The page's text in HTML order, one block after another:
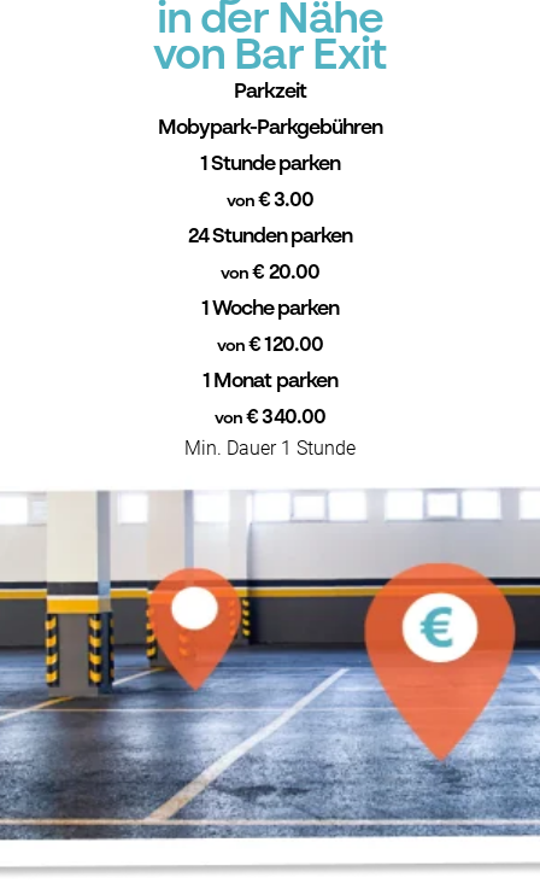
in der Nähe
von Bar Exit
Parkzeit
Mobypark-Parkgebühren
1 Stunde parken
von€ 3.00
24 Stunden parken
von € 20.00
1 Woche parken
von € 120.00
1 Monat parken
von € 340.00
Min. Dauer 1 Stunde